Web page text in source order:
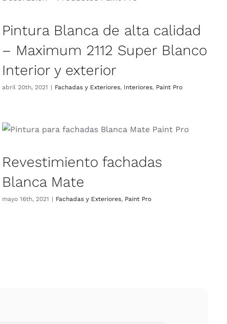
Pintura Blanca de alta calidad
– Maximum 2112 Super Blanco
Interior y exterior
abril 20th, 2021 | Fachadas y Exteriores, Interiores, Paint Pro
Revestimiento fachadas
Blanca Mate
mayo 16th, 2021 | Fachadas y Exteriores, Paint Pro